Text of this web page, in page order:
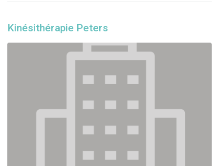
Kinésithérapie Peters